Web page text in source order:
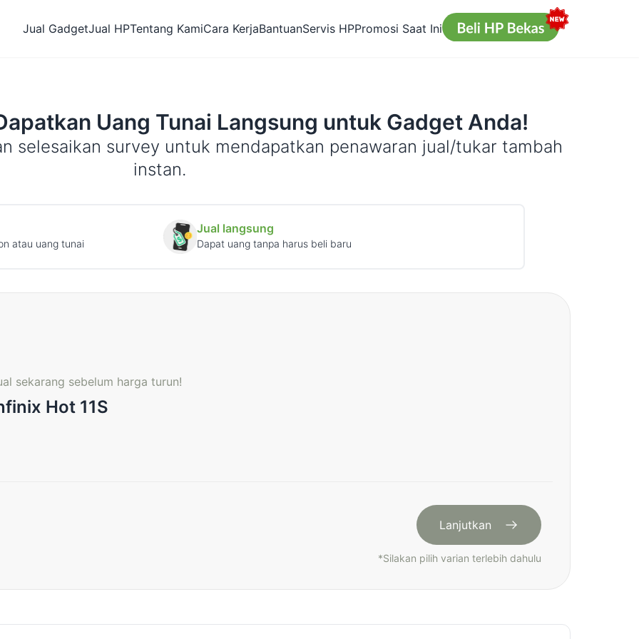
Jual GadgetJual HPTentang KamiCara KerjaBantuanServis HPPromosi Saat Ini
Uang Tunai Langsung untuk Gadget Anda!
selesaikan survey untuk mendapatkan penawaran jual/tukar tambah
instan.
atau uang tunai
Jual langsung
Dapat uang tanpa harus beli baru
sekarang sebelum harga turun!
Hot 11S
Lanjutkan
*Silakan pilih varian terlebih dahulu